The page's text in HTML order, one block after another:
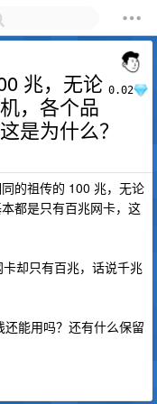
0.02
兆，无论
，各个品
是为什么？
的祖传的 100 兆，无论
都是只有百兆网卡，这
却只有百兆，话说千兆
能用吗？还有什么保留